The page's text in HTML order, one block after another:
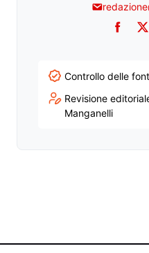
Controllo delle
Revisione
Manganelli